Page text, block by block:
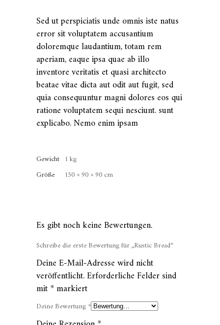
Sed ut perspiciatis unde omnis iste natus
error sit voluptatem accusantium
doloremque laudantium, totam rem
aperiam, eaque ipsa quae ab illo
inventore veritatis et quasi architecto
beatae vitae dicta aut odit aut fugit, sed
quia consequuntur magni dolores eos qui
ratione voluptatem sequi nesciunt. sunt
explicabo. Nemo enim ipsam
Gewicht 1 kg
Größe
150 × 90 × 90 cm
Es gibt noch keine Bewertungen.
Schreibe die erste Bewertung für „Rustic Bread“
Deine E-Mail-Adresse wird nicht
veröffentlicht.Erforderliche Felder sind
mit*markiert
Deine Bewertung *